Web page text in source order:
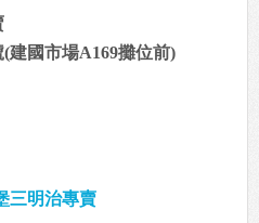
建國市場A169攤位前)
三明治專賣